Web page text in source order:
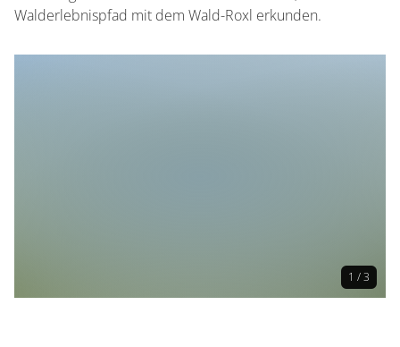
Walderlebnispfad mit dem Wald-Roxl erkunden.
1 / 3